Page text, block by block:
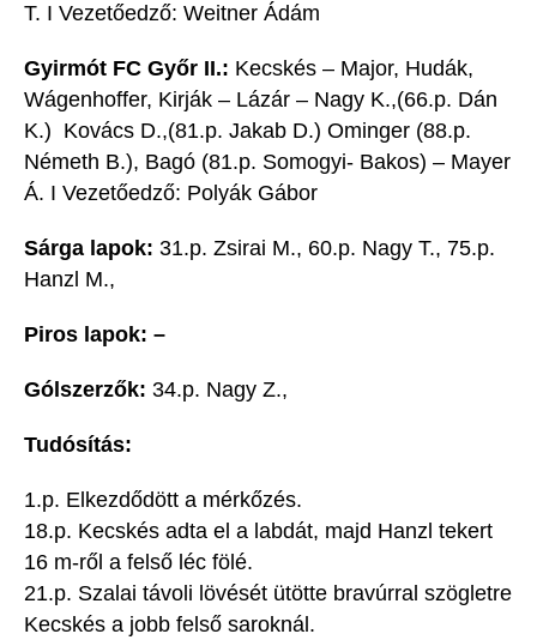
T. I Vezetőedző: Weitner Ádám
Gyirmót FC Győr II.: Kecskés – Major, Hudák,
Wágenhoffer, Kirják – Lázár – Nagy K.,(66.p. Dán
K.) Kovács D.,(81.p. Jakab D.) Ominger (88.p.
Németh B.), Bagó (81.p. Somogyi- Bakos) – Mayer
Á. I Vezetőedző: Polyák Gábor
Sárga lapok: 31.p. Zsirai M., 60.p. Nagy T., 75.p.
Hanzl M.,
Piros lapok: –
Gólszerzők: 34.p. Nagy Z.,
Tudósítás:
1.p. Elkezdődött a mérkőzés.
18.p. Kecskés adta el a labdát, majd Hanzl tekert
16 m-ről a felső léc fölé.
21.p. Szalai távoli lövését ütötte bravúrral szögletre
Kecskés a jobb felső saroknál.